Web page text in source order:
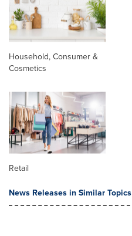
Household, Consumer &
Cosmetics
Retail
News Releases in Similar Topics